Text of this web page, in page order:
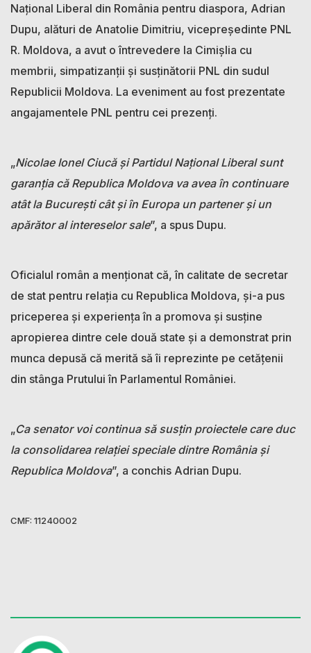
Național Liberal din România pentru diaspora, Adrian
Dupu, alături de Anatolie Dimitriu, vicepreședinte PNL
R. Moldova, a avut o întrevedere la Cimișlia cu
membrii, simpatizanții și susținătorii PNL din sudul
Republicii Moldova. La eveniment au fost prezentate
angajamentele PNL pentru cei prezenți.
„Nicolae Ionel Ciucă și Partidul Naţional Liberal sunt
garanția că Republica Moldova va avea în continuare
atât la București cât și în Europa un partener și un
apărător al intereselor sale”, a spus Dupu.
Oficialul român a menționat că, în calitate de secretar
de stat pentru relația cu Republica Moldova, și-a pus
priceperea și experiența în a promova și susține
apropierea dintre cele două state și a demonstrat prin
munca depusă că merită să îi reprezinte pe cetățenii
din stânga Prutului în Parlamentul României.
„Ca senator voi continua să susțin proiectele care duc
la consolidarea relației speciale dintre România și
Republica Moldova”, a conchis Adrian Dupu.
CMF: 11240002